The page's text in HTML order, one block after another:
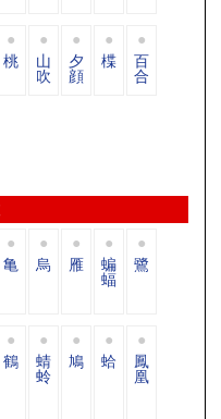
桃 山
吹
夕
顔
楪 百
合
亀 烏 雁 蝙
蝠
鷺
鶴 蜻
蛉
鳩 蛤 鳳
凰